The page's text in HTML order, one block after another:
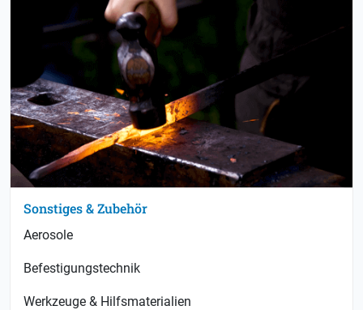
Sonstiges & Zubehör
Aerosole
Befestigungstechnik
Werkzeuge & Hilfsmaterialien